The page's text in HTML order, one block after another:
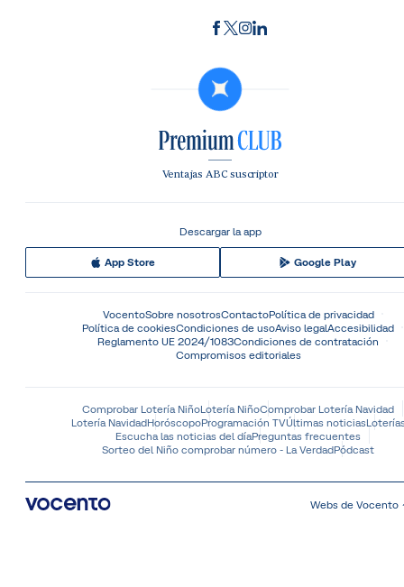
Ventajas ABC suscriptor
Descargar la app
App Store Google Play
VocentoSobre nosotrosContactoPolítica de privacidad
Política de cookiesCondiciones de usoAviso legalAccesibilidad
Reglamento UE 2024/1083Condiciones de contratación
Compromisos editoriales
Comprobar Lotería NiñoLotería NiñoComprobar Lotería Navidad
Lotería NavidadHoróscopoProgramación TVÚltimas noticias
Escucha las noticias del díaPreguntas frecuentes
Sorteo del Niño comprobar número - La VerdadPódcast
Webs de Vocento